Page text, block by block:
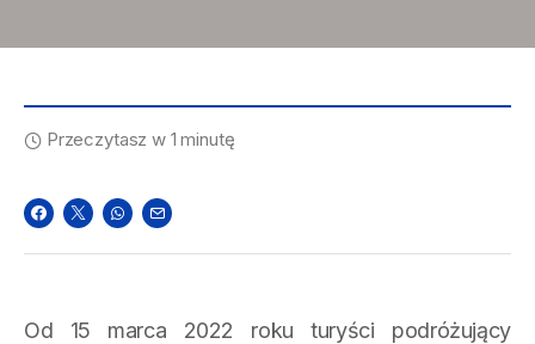
Przeczytasz w 1 minutę
Od 15 marca 2022 roku turyści podróżujący